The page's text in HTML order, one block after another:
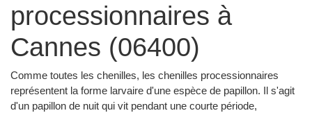
processionnaires à
Cannes (06400)
Comme toutes les chenilles, les chenilles processionnaires
représentent la forme larvaire d'une espèce de papillon. Il s'agit
d'un papillon de nuit qui vit pendant une courte période,